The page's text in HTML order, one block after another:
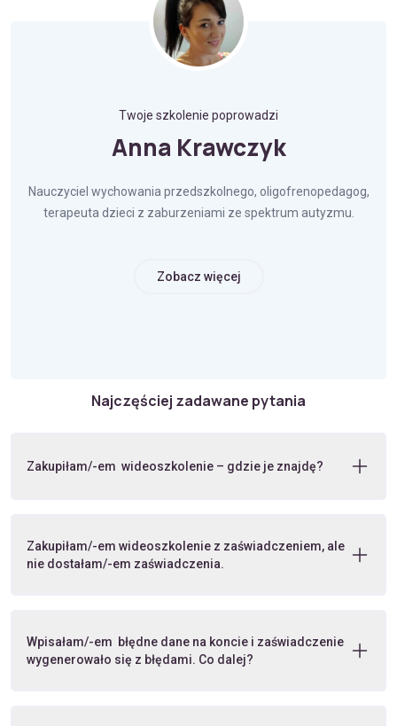
Twoje szkolenie poprowadzi
Anna Krawczyk
Nauczyciel wychowania przedszkolnego, oligofrenopedagog,
terapeuta dzieci z zaburzeniami ze spektrum autyzmu.
Zobacz więcej
Najczęściej zadawane pytania
Zakupiłam/-em wideoszkolenie – gdzie je znajdę?
Zakupiłam/-em wideoszkolenie z zaświadczeniem, ale
nie dostałam/-em zaświadczenia.
Wpisałam/-em błędne dane na koncie i zaświadczenie
wygenerowało się z błędami. Co dalej?